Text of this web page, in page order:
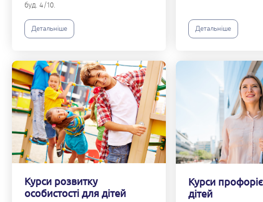
буд. 4/10.
Детальніше Детальніше
Курси розвитку
особистості для дітей
Курси
дітей